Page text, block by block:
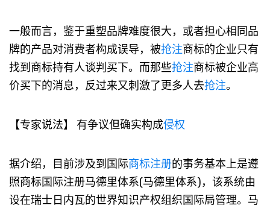
一般而言，鉴于重塑品牌难度很大，或者担心相同品
牌的产品对消费者构成误导，被抢注商标的企业只有
找到商标持有人谈判买下。而那些抢注商标被企业高
价买下的消息，反过来又刺激了更多人去抢注。
【专家说法】 有争议但确实构成侵权
据介绍，目前涉及到国际商标注册的事务基本上是遵
照商标国际注册马德里体系(马德里体系)，该系统由
设在瑞士日内瓦的世界知识产权组织国际局管理。马